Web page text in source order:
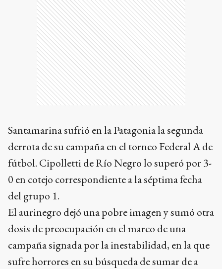
Santamarina sufrió en la Patagonia la segunda
derrota de su campaña en el torneo Federal A de
fútbol. Cipolletti de Río Negro lo superó por 3-
0 en cotejo correspondiente a la séptima fecha
del grupo 1.
El aurinegro dejó una pobre imagen y sumó otra
dosis de preocupación en el marco de una
campaña signada por la inestabilidad, en la que
sufre horrores en su búsqueda de sumar de a